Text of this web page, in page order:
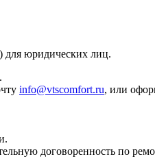
для юридических лиц.
info@vtscomfort.ru, или
договоренность по